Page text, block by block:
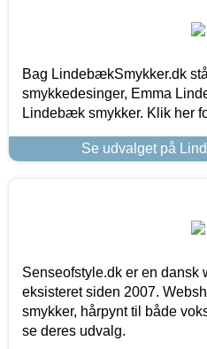
Bag LindebækSmykker.dk
smykkedesinger, Emma
Lindebæk smykker. Klik her
Se udvalget på
Senseofstyle.dk er en dansk
eksisteret siden 2007.
smykker, hårpynt til både
se deres udvalg.